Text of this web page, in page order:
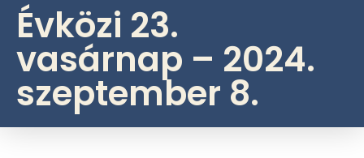
Évközi 23.
vasárnap – 2024.
szeptember 8.